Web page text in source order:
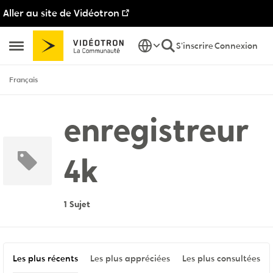
Aller au site de Vidéotron
Ouvrir Menu Latéral
Passer au contenu
S'inscrireConnexion
Français
enregistreur
4k
1 Sujet
Les plus récents Les plus appréciées Les plus consultées